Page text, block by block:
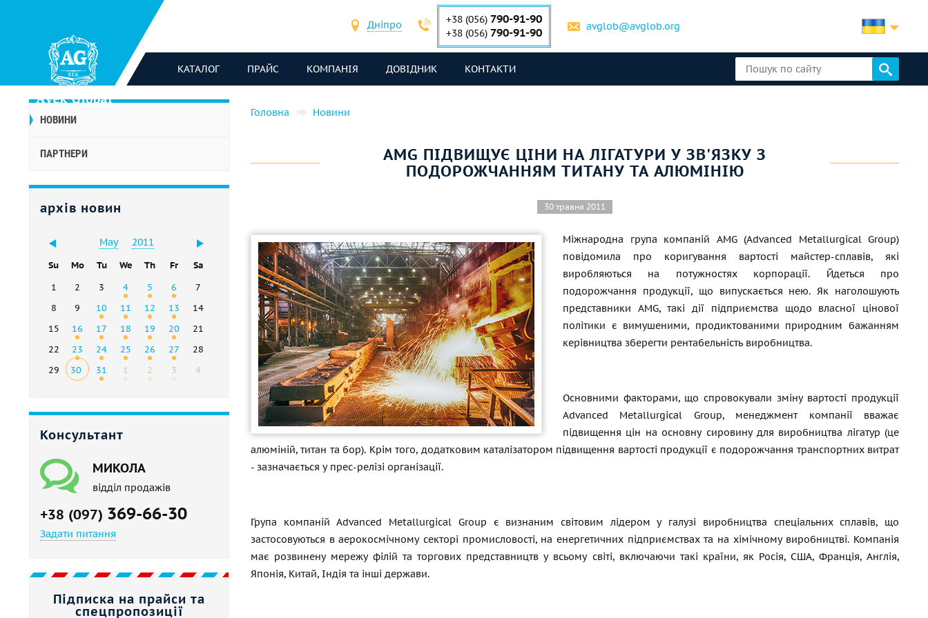
Дніпро +38 (056) 790-91-90
+38 (056) 790-91-90 avglob@avglob.org
КАТАЛОГ ПРАЙС КОМПАНІЯ ДОВІДНИК КОНТАКТИ
НОВИНИ
ПАРТНЕРИ
архів новин
May 2011
Su Mo Tu We Th Fr
Sa
1
2 3 4 5 6
7
8
9 10 11 12 13
14
15
16 17 18 19 20
21
22
23 24 25 26 27
28
29
30 31 1 2 3 4
Консультант
МИКОЛА
відділ продажів
+38 (097) 369-66-30
Задати питання
Підписка на прайси та
спецпропозиції
Головна Новини
AMG ПІДВИЩУЄ ЦІНИ НА ЛІГАТУРИ У ЗВ'ЯЗКУ З
ПОДОРОЖЧАННЯМ ТИТАНУ ТА АЛЮМІНІЮ
30 травня 2011
Міжнародна група компаній AMG (Advanced Metallurgical Group)
повідомила про коригування вартості майстер-сплавів, які
виробляються на потужностях корпорації. Йдеться про
подорожчання продукції, що випускається нею. Як наголошують
представники AMG, такі дії підприємства щодо власної цінової
політики є вимушеними, продиктованими природним бажанням
керівництва зберегти рентабельність виробництва.
Основними факторами, що спровокували зміну вартості продукції
Advanced Metallurgical Group, менеджмент компанії вважає
підвищення цін на основну сировину для виробництва лігатур (це
алюміній, титан та бор). Крім того, додатковим каталізатором підвищення вартості продукції є подорожчання транспортних витрат
- зазначається у прес-релізі організації.
Група компаній Advanced Metallurgical Group є визнаним світовим лідером у галузі виробництва спеціальних сплавів, що
застосовуються в аерокосмічному секторі промисловості, на енергетичних підприємствах та на хімічному виробництві. Компанія
має розвинену мережу філій та торгових представництв у всьому світі, включаючи такі країни, як Росія, США, Франція, Англія,
Японія, Китай, Індія та інші держави.